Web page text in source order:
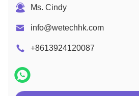
Ms. Cindy
info@wetechhk.com
+8613924120087